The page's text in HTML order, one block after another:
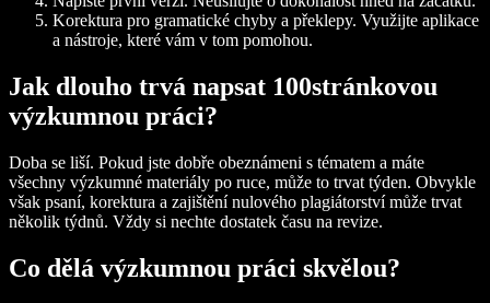
Korektura pro gramatické chyby a překlepy. Využijte aplikace
a nástroje, které vám v tom pomohou.
Jak dlouho trvá napsat 100stránkovou
výzkumnou práci?
Doba se liší. Pokud jste dobře obeznámeni s tématem a máte
všechny výzkumné materiály po ruce, může to trvat týden. Obvykle
však psaní, korektura a zajištění nulového plagiátorství může trvat
několik týdnů. Vždy si nechte dostatek času na revize.
Co dělá výzkumnou práci skvělou?